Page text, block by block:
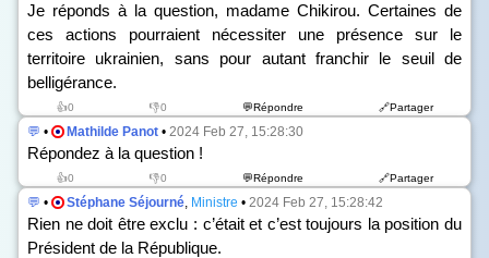
Je réponds à la question, madame Chikirou. Certaines de
ces actions pourraient nécessiter une présence sur le
territoire ukrainien, sans pour autant franchir le seuil de
belligérance.
👍0 👎0 💬Répondre 🔗Partager
💬 • Mathilde Panot • 2024 Feb 27, 15:28:30
Répondez à la question !
👍0 👎0 💬Répondre 🔗Partager
💬 • Stéphane Séjourné, Ministre • 2024 Feb 27, 15:28:42
Rien ne doit être exclu : c’était et c’est toujours la position du
Président de la République.